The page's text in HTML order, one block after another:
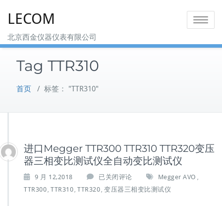
LECOM
北京西金仪器仪表有限公司
Toggle
Tag TTR310
首页 / 标签： "TTR310"
进口Megger TTR300 TTR310 TTR320变压
器三相变比测试仪全自动变比测试仪
9 月 12,2018
进
口
已关闭评论 Megger AVO
TTR300 TTR310 TTR320 变压器三相变比测试仪